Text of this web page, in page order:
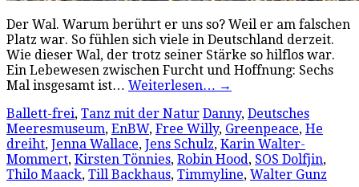
Der Wal. Warum berührt er uns so? Weil er am falschen
Platz war. So fühlen sich viele in Deutschland derzeit.
Wie dieser Wal, der trotz seiner Stärke so hilflos war.
Ein Lebewesen zwischen Furcht und Hoffnung: Sechs
Mal insgesamt ist… Weiterlesen… →
Ballett-frei, Tanz mit der Natur Danny, Deutsches
Meeresmuseum, EnBW, Free Willy, Greenpeace, He
dreiht, Jenna Wallace, Jens Schulz, Karin Walter-
Mommert, Kirsten Tönnies, Robin Hood, SOS Dolfjin,
Thilo Maack, Till Backhaus, Timmyline, Walter Gunz